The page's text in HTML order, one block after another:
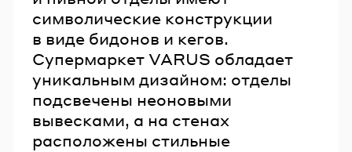
символические конструкции
в виде бидонов и кегов.
Супермаркет VARUS обладает
уникальным дизайном: отделы
подсвечены неоновыми
вывесками, а на стенах
расположены стильные